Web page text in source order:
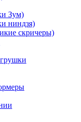
Зум)
ниндзя)
скричеры)